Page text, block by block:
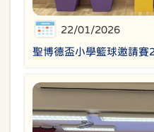
22/01/2026
聖博德盃小學籃球邀請賽